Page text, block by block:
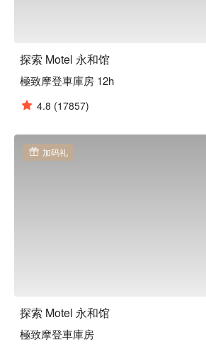
探索 Motel 永和馆
極致摩登車庫房 12h
4.8 (17857)
加码礼
探索 Motel 永和馆
極致摩登車庫房